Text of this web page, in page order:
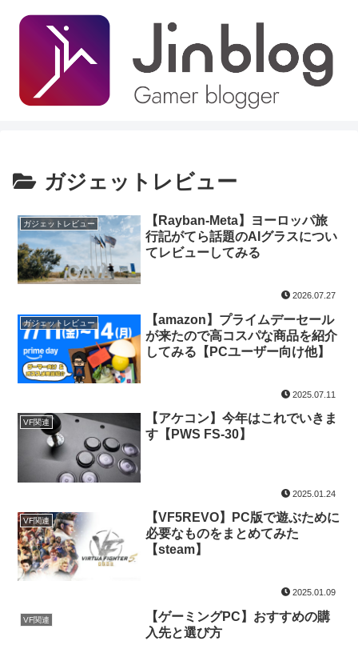
ガジェットレビュー
ガジェットレビュー
【Rayban-Meta】ヨーロッパ旅
行記がてら話題のAIグラスについ
てレビューしてみる
2026.07.27
ガジェットレビュー
【amazon】プライムデーセール
が来たので高コスパな商品を紹介
してみる【PCユーザー向け他】
2025.07.11
VF関連
【アケコン】今年はこれでいきま
す【PWS FS-30】
2025.01.24
VF関連
【VF5REVO】PC版で遊ぶために
必要なものをまとめてみた
【steam】
2025.01.09
VF関連
【ゲーミングPC】おすすめの購
入先と選び方